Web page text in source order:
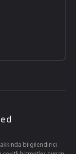
bilgilendirici